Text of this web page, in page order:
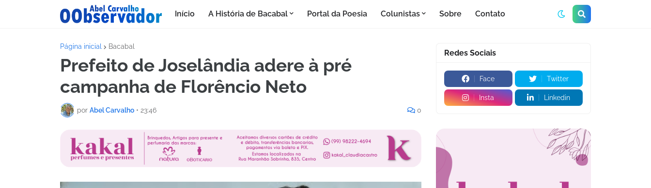
Início A História de Bacabal Portal da Poesia Colunistas Sobre Contato
Página inicial Bacabal
Prefeito de Joselândia adere à pré
campanha de Florêncio Neto
por Abel Carvalho • 23:46 0
Redes Sociais
Face Twitter
Insta Linkedin